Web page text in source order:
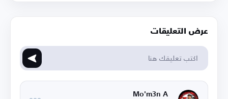
عرض التعليقات
Mo'm3n A